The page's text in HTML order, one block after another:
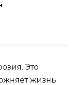
Это
жизнь